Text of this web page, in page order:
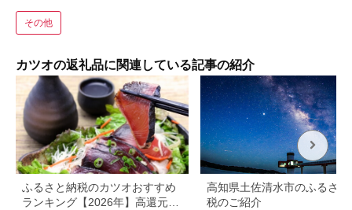
その他
カツオの返礼品に関連している記事の紹介
ふるさと納税のカツオおすすめ
ランキング【2026年】高還元
高知県土佐清水市のふるさと
税のご紹介